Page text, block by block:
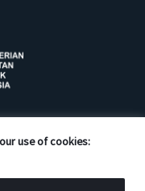
use of cookies: